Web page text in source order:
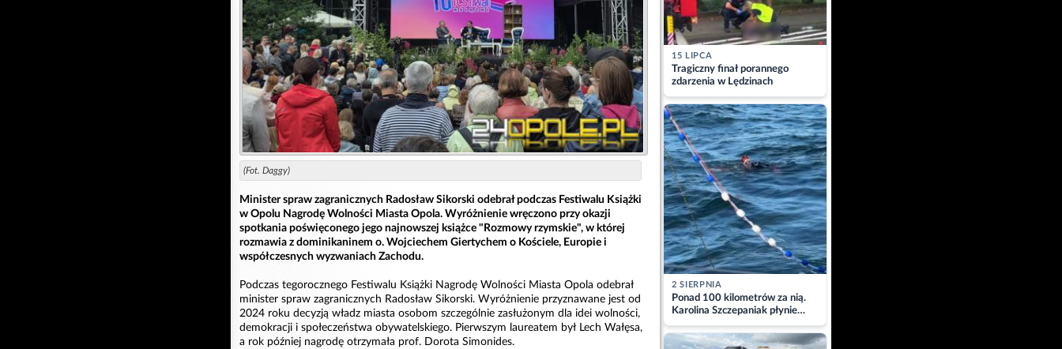
(Fot. Daggy)
Minister spraw zagranicznych Radosław Sikorski odebrał podczas Festiwalu Książki
w Opolu Nagrodę Wolności Miasta Opola. Wyróżnienie wręczono przy okazji
spotkania poświęconego jego najnowszej książce "Rozmowy rzymskie", w której
rozmawia z dominikaninem o. Wojciechem Giertychem o Kościele, Europie i
współczesnych wyzwaniach Zachodu.
Podczas tegorocznego Festiwalu Książki Nagrodę Wolności Miasta Opola odebrał
minister spraw zagranicznych Radosław Sikorski. Wyróżnienie przyznawane jest od
2024 roku decyzją władz miasta osobom szczególnie zasłużonym dla idei wolności,
demokracji i społeczeństwa obywatelskiego. Pierwszym laureatem był Lech Wałęsa,
a rok później nagrodę otrzymała prof. Dorota Simonides.
15 LIPCA
Tragiczny finał porannego
zdarzenia w Lędzinach
2 SIERPNIA
Ponad 100 kilometrów za nią.
Karolina Szczepaniak płynie
przez Bałtyk dla Piotra.
Aktualizacja